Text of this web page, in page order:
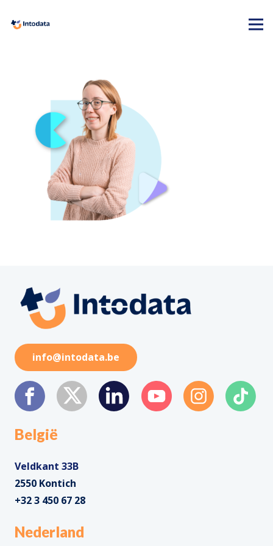
info@intodata.be
België
Veldkant 33B
2550 Kontich
+32 3 450 67 28
Nederland